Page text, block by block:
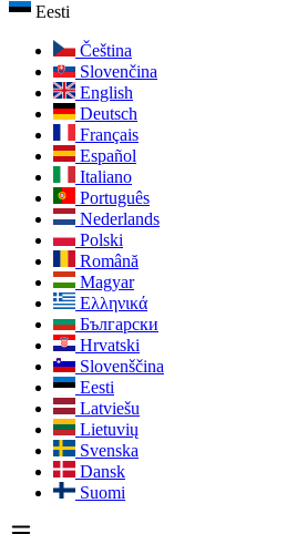
Eesti
Čeština
Slovenčina
English
Deutsch
Français
Español
Italiano
Português
Nederlands
Polski
Română
Magyar
Ελληνικά
Български
Hrvatski
Slovenščina
Eesti
Latviešu
Lietuvių
Svenska
Dansk
Suomi